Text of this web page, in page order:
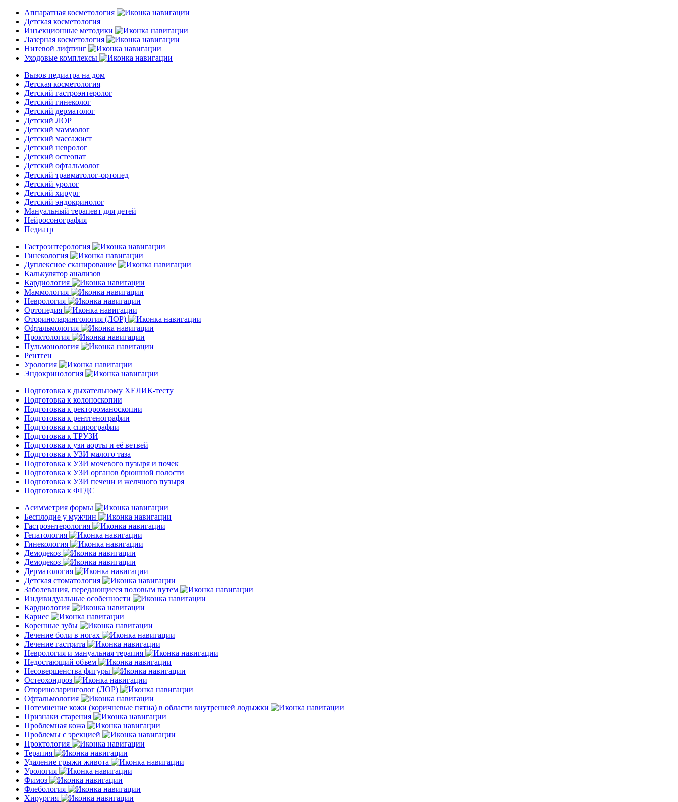
Аппаратная косметология
Детская косметология
Инъекционные методики
Лазерная косметология
Нитевой лифтинг
Уходовые комплексы
Вызов педиатра на дом
Детская косметология
Детский гастроэнтеролог
Детский гинеколог
Детский дерматолог
Детский ЛОР
Детский маммолог
Детский массажист
Детский невролог
Детский остеопат
Детский офтальмолог
Детский травматолог-ортопед
Детский уролог
Детский хирург
Детский эндокринолог
Мануальный терапевт для детей
Нейросонография
Педиатр
Гастроэнтерология
Гинекология
Дуплексное сканирование
Калькулятор анализов
Кардиология
Маммология
Неврология
Ортопедия
Оториноларингология (ЛОР)
Офтальмология
Проктология
Пульмонология
Рентген
Урология
Эндокринология
Подготовка к дыхательному ХЕЛИК-тесту
Подготовка к колоноскопии
Подготовка к ректороманоскопии
Подготовка к рентгенографии
Подготовка к спирографии
Подготовка к ТРУЗИ
Подготовка к узи аорты и её ветвей
Подготовка к УЗИ малого таза
Подготовка к УЗИ мочевого пузыря и почек
Подготовка к УЗИ органов брюшной полости
Подготовка к УЗИ печени и желчного пузыря
Подготовка к ФГДС
Асимметрия формы
Бесплодие у мужчин
Гастроэнтерология
Гепатология
Гинекология
Демодекоз
Демодекоз
Дерматология
Детская стоматология
Заболевания, передающиеся половым путем
Индивидуальные особенности
Кардиология
Кариес
Коренные зубы
Лечение боли в ногах
Лечение гастрита
Неврология и мануальная терапия
Недостающий объем
Несовершенства фигуры
Остеохондроз
Оториноларинголог (ЛОР)
Офтальмология
Потемнение кожи (коричневые пятна) в области внутренней лодыжки
Признаки старения
Проблемная кожа
Проблемы с эрекцией
Проктология
Терапия
Удаление грыжи живота
Урология
Фимоз
Флебология
Хирургия